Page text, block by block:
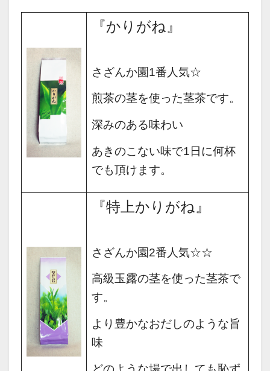
『かりがね』
さざんか園1番人気☆
煎茶の茎を使った茎茶です。
深みのある味わい
あきのこない味で1日に何杯
でも頂けます。
『特上かりがね』
さざんか園2番人気☆☆
高級玉露の茎を使った茎茶で
す。
より豊かなおだしのような旨
味